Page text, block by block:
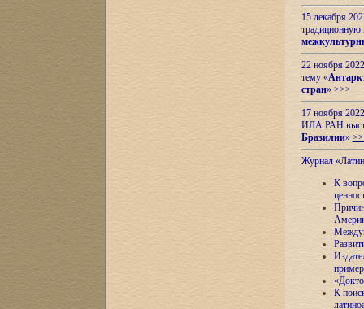
15 декабря
22 ноября
тему «
стран» >>>
17 ноября
ИЛА РАН
Бразилии»
Журнал
К
К